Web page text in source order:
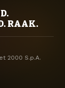
RAAK.
2000 S.p.A.